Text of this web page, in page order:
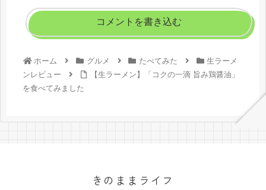
コメントを書き込む
ホーム グルメ たべてみた
生ラーメ
ンレビュー
【生ラーメン】「コクの一滴 旨み鶏醤油」
を食べてみました
きのままライフ